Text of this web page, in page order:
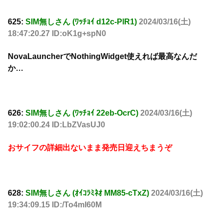
625: SIM無しさん (ﾜｯﾁｮｲ d12c-PlR1) 2024/03/16(土)
18:47:20.27 ID:oK1g+spN0
NovaLauncherでNothingWidget使えれば最高なんだ
か…
626: SIM無しさん (ﾜｯﾁｮｲ 22eb-OcrC) 2024/03/16(土)
19:02:00.24 ID:LbZVasUJ0
おサイフの詳細出ないまま発売日迎えちまうぞ
628: SIM無しさん (ｵｲｺﾗﾐﾈｵ MM85-cTxZ) 2024/03/16(土)
19:34:09.15 ID:/To4mI60M